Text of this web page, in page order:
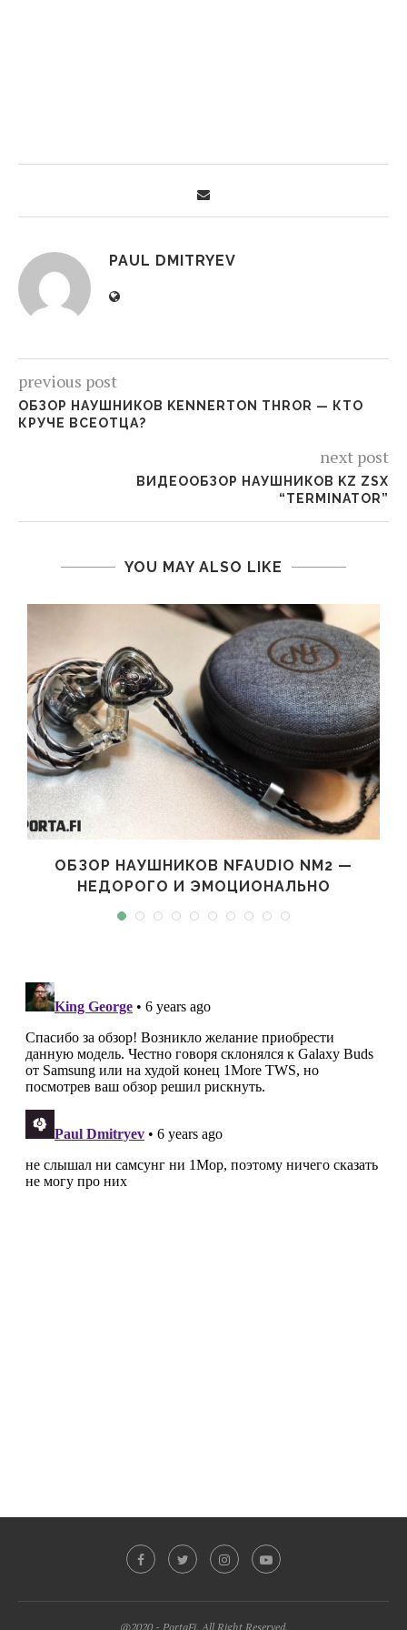
PAUL DMITRYEV
previous post
ОБЗОР НАУШНИКОВ KENNERTON THROR — КТО
КРУЧЕ ВСЕОТЦА?
next post
ВИДЕООБЗОР НАУШНИКОВ KZ ZSX
“TERMINATOR”
YOU MAY ALSO LIKE
ОБЗОР НАУШНИКОВ NFAUDIO NM2 —
НЕДОРОГО И ЭМОЦИОНАЛЬНО
@2020 - PortaFi. All Right Reserved.